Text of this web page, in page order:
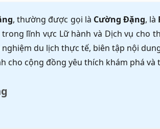
, thường được gọi là Cường Đặng, là
lĩnh vực Lữ hành và Dịch vụ cho
du lịch thực tế, biên tập nội
cho cộng đồng yêu thích khám phá và